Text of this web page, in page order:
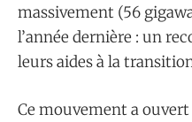
massivement (56
l’année dernière : un
leurs aides à la
Ce mouvement a